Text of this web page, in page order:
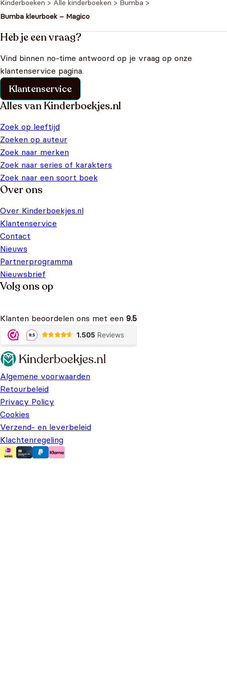
Kinderboeken > Alle kinderboeken > Bumba >
Bumba kleurboek – Magico
Heb je een vraag?
Vind binnen no-time antwoord op je vraag op onze
klantenservice pagina.
Klantenservice
Alles van Kinderboekjes.nl
Zoek op leeftijd
Zoeken op auteur
Zoek naar merken
Zoek naar series of karakters
Zoek naar een soort boek
Over ons
Over Kinderboekjes.nl
Klantenservice
Contact
Nieuws
Partnerprogramma
Nieuwsbrief
Volg ons op
Klanten beoordelen ons met een 9.5
Algemene voorwaarden
Retourbeleid
Privacy Policy
Cookies
Verzend- en leverbeleid
Klachtenregeling